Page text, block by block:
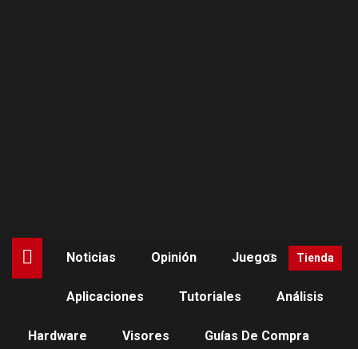
Noticias Opinión Juegos
Aplicaciones Tutoriales Análisis
Hardware Visores Guías De Compra
Tienda
PLAYSTATION VR2
Firewall Ultra: El shooter